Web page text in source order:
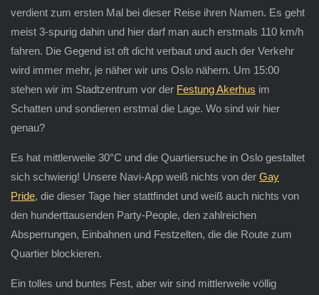
verdient zum ersten Mal bei dieser Reise ihren Namen. Es geht
meist 3-spurig dahin und hier darf man auch erstmals 110 km/h
fahren. Die Gegend ist oft dicht verbaut und auch der Verkehr
wird immer mehr, je näher wir uns Oslo nähern. Um 15:00
stehen wir im Stadtzentrum vor der Festung Akerhus im
Schatten und sondieren erstmal die Lage. Wo sind wir hier
genau?
Es hat mittlerweile 30°C und die Quartiersuche in Oslo gestaltet
sich schwierig! Unsere Navi-App weiß nichts von der Gay
Pride, die dieser Tage hier stattfindet und weiß auch nichts von
den hunderttausenden Party-People, den zahlreichen
Absperrungen, Einbahnen und Festzelten, die die Route zum
Quartier blockieren.
Ein tolles und buntes Fest, aber wir sind mittlerweile völlig